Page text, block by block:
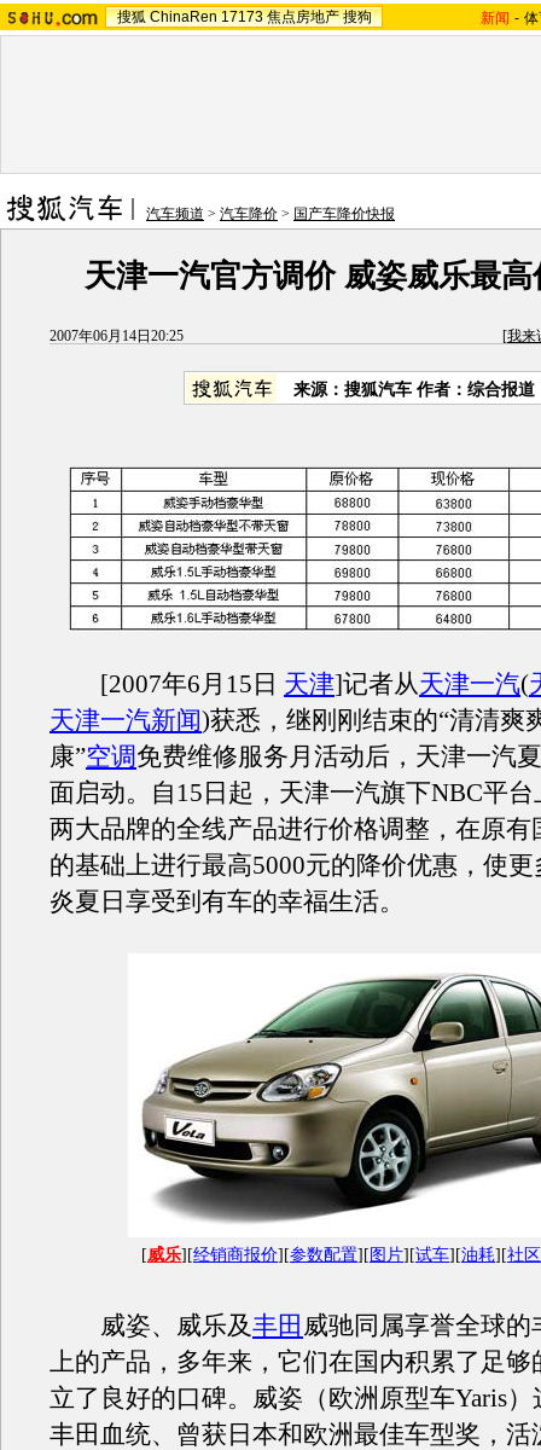
搜狐 ChinaRen 17173 焦点房地产 搜狗 新闻 -
汽车频道 > 汽车降价 > 国产车降价快报
天津一汽官方调价 威姿威乐最高
2007年06月14日20:25 [我来
来源：搜狐汽车 作者：综合报道
[2007年6月15日 天津]记者从天津一汽(
天津一汽新闻)获悉，继刚刚结束的“清清爽
康”空调免费维修服务月活动后，天津一汽
面启动。自15日起，天津一汽旗下NBC平台
两大品牌的全线产品进行价格调整，在原有
的基础上进行最高5000元的降价优惠，使
炎夏日享受到有车的幸福生活。
[威乐][经销商报价][参数配置][ 图片][试车][油耗][社
威姿、威乐及丰田 威驰同属享誉全球的
上的产品，多年来，它们在国内积累了足够
立了良好的口碑。威姿（欧洲原型车Yaris
丰田血统、曾获日本和欧洲最佳车型奖，活